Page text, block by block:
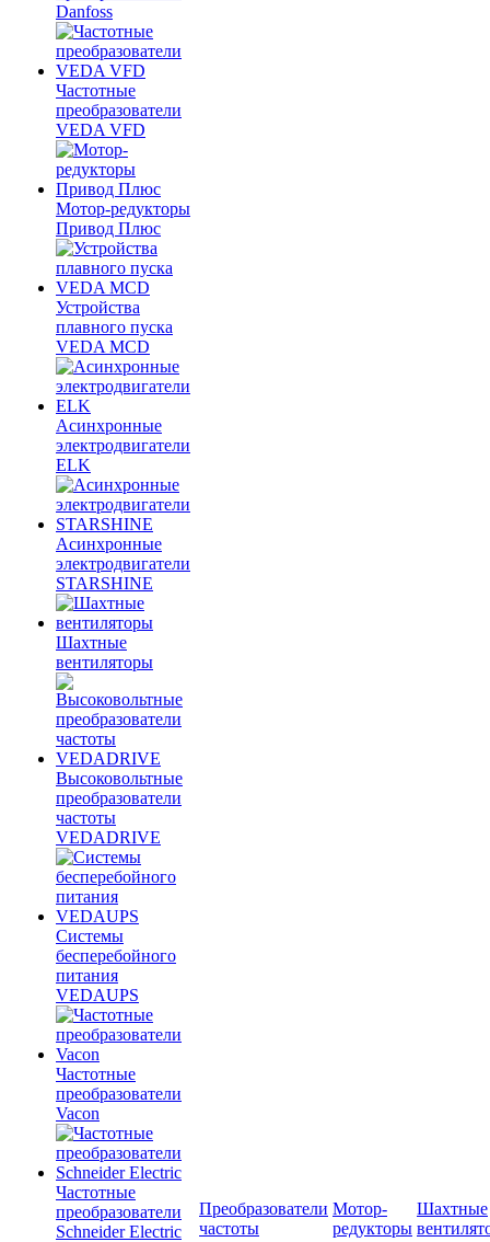
Danfoss
Частотные
преобразователи
VEDA VFD
Мотор-редукторы
Привод Плюс
Устройства
плавного пуска
VEDA MCD
Асинхронные
электродвигатели
ELK
Асинхронные
электродвигатели
STARSHINE
Шахтные
вентиляторы
Высоковольтные
преобразователи
частоты
VEDADRIVE
Системы
бесперебойного
питания
VEDAUPS
Частотные
преобразователи
Vacon
Частотные
преобразователи
Schneider Electric
Преобразователи
частоты
Мотор-
редукторы
Шахтные